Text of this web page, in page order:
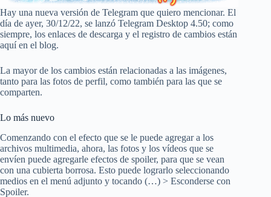
Hay una nueva versión de Telegram que quiero mencionar. El
día de ayer, 30/12/22, se lanzó Telegram Desktop 4.50; como
siempre, los enlaces de descarga y el registro de cambios están
aquí en el blog.
La mayor de los cambios están relacionadas a las imágenes,
tanto para las fotos de perfil, como también para las que se
comparten.
Lo más nuevo
Comenzando con el efecto que se le puede agregar a los
archivos multimedia, ahora, las fotos y los vídeos que se
envíen puede agregarle efectos de spoiler, para que se vean
con una cubierta borrosa. Esto puede lograrlo seleccionando
medios en el menú adjunto y tocando (…) > Esconderse con
Spoiler.